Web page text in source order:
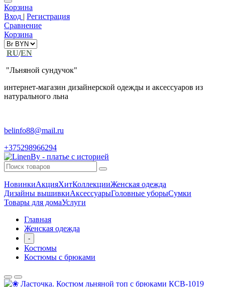
Корзина
Вход | Регистрация
Сравнение
Корзина
RU/EN
"Льняной сундучок"
интернет-магазин дизайнерской одежды и аксессуаров из
натурального льна
belinfo88@mail.ru
+375298966294
НовинкиАкцияХитКоллекцииЖенская одежда
Дизайны вышивкиАксессуарыГоловные уборыСумки
Товары для домаУслуги
Главная
Женская одежда
-
Костюмы
Костюмы с брюками